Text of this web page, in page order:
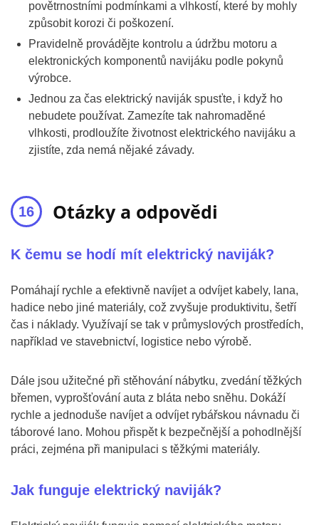
povětrnostními podmínkami a vlhkostí, které by mohly
způsobit korozi či poškození.
Pravidelně provádějte kontrolu a údržbu motoru a
elektronických komponentů navijáku podle pokynů
výrobce.
Jednou za čas elektrický naviják spusťte, i když ho
nebudete používat. Zamezíte tak nahromaděné
vlhkosti, prodloužíte životnost elektrického navijáku a
zjistíte, zda nemá nějaké závady.
Otázky a odpovědi
K čemu se hodí mít elektrický naviják?
Pomáhají rychle a efektivně navíjet a odvíjet kabely, lana,
hadice nebo jiné materiály, což zvyšuje produktivitu, šetří
čas i náklady. Využívají se tak v průmyslových prostředích,
například ve stavebnictví, logistice nebo výrobě.
Dále jsou užitečné při stěhování nábytku, zvedání těžkých
břemen, vyprošťování auta z bláta nebo sněhu. Dokáží
rychle a jednoduše navíjet a odvíjet rybářskou návnadu či
táborové lano. Mohou přispět k bezpečnější a pohodlnější
práci, zejména při manipulaci s těžkými materiály.
Jak funguje elektrický naviják?